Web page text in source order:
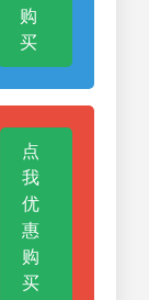
购
买
点
我
优
惠
购
买